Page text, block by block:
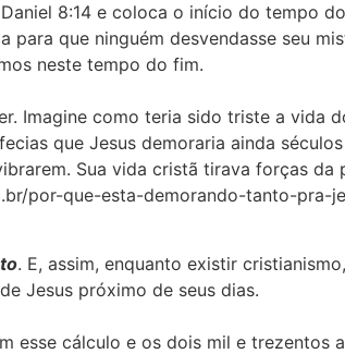
8:14 e coloca o início do tempo
para que ninguém desvendasse seu
neste tempo do fim.
Imagine como teria sido triste a vida
que Jesus demoraria ainda
Sua vida cristã tirava forças
por-que-esta-demorando-tanto-pra-
. E, assim, enquanto existir
Jesus próximo de seus dias.
esse cálculo e os dois mil e trezentos